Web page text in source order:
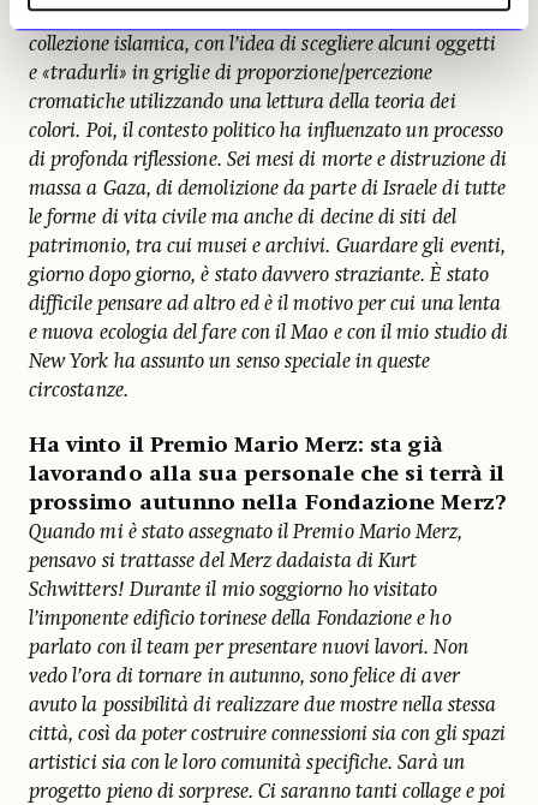
iniziato partendo dalle immagini delle opere della
collezione islamica, con l’idea di scegliere alcuni oggetti
e «tradurli» in griglie di proporzione/percezione
cromatiche utilizzando una lettura della teoria dei
colori. Poi, il contesto politico ha influenzato un processo
di profonda riflessione. Sei mesi di morte e distruzione di
massa a Gaza, di demolizione da parte di Israele di tutte
le forme di vita civile ma anche di decine di siti del
patrimonio, tra cui musei e archivi. Guardare gli eventi,
giorno dopo giorno, è stato davvero straziante. È stato
difficile pensare ad altro ed è il motivo per cui una lenta
e nuova ecologia del fare con il Mao e con il mio studio di
New York ha assunto un senso speciale in queste
circostanze.
Ha vinto il Premio Mario Merz: sta già
lavorando alla sua personale che si terrà il
prossimo autunno nella Fondazione Merz?
Quando mi è stato assegnato il Premio Mario Merz,
pensavo si trattasse del Merz dadaista di Kurt
Schwitters! Durante il mio soggiorno ho visitato
l’imponente edificio torinese della Fondazione e ho
parlato con il team per presentare nuovi lavori. Non
vedo l’ora di tornare in autunno, sono felice di aver
avuto la possibilità di realizzare due mostre nella stessa
città, così da poter costruire connessioni sia con gli spazi
artistici sia con le loro comunità specifiche. Sarà un
progetto pieno di sorprese. Ci saranno tanti collage e poi